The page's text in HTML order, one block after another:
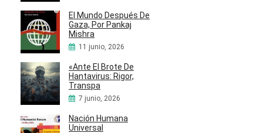
El Mundo Después De
Gaza, Por Pankaj
Mishra
11 junio, 2026
«Ante El Brote De
Hantavirus: Rigor,
Transpa
7 junio, 2026
Nación Humana
Universal